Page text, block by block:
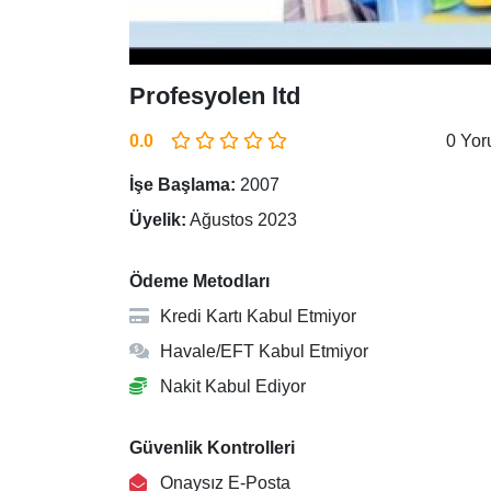
Profesyolen ltd
0.0 0
İşe Başlama: 2007
Üyelik: Ağustos 2023
Ödeme Metodları
Kredi Kartı Kabul Etmiyor
Havale/EFT Kabul Etmiyor
Nakit Kabul Ediyor
Güvenlik Kontrolleri
Onaysız E-Posta